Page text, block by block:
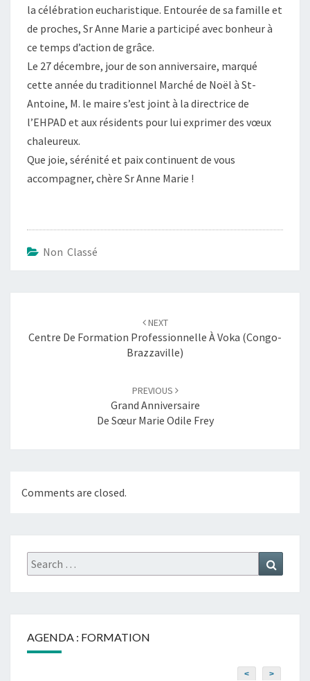
la célébration eucharistique. Entourée de sa famille et
de proches, Sr Anne Marie a participé avec bonheur à
ce temps d’action de grâce.
Le 27 décembre, jour de son anniversaire, marqué
cette année du traditionnel Marché de Noël à St-
Antoine, M. le maire s’est joint à la directrice de
l’EHPAD et aux résidents pour lui exprimer des vœux
chaleureux.
Que joie, sérénité et paix continuent de vous
accompagner, chère Sr Anne Marie !
Non Classé
NEXT
Centre De Formation Professionnelle À Voka (Congo-
Brazzaville)
PREVIOUS
Grand Anniversaire
De Sœur Marie Odile Frey
Comments are closed.
Search
for:
AGENDA : FORMATION
< >